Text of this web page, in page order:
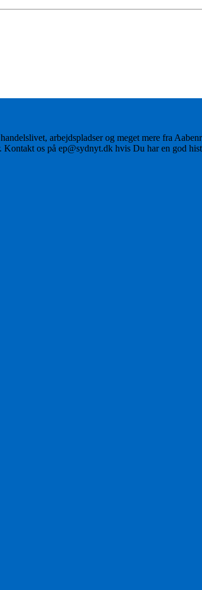
arbejdspladser og meget mere fra
Kontakt os på ep@sydnyt.dk hvis Du har en god